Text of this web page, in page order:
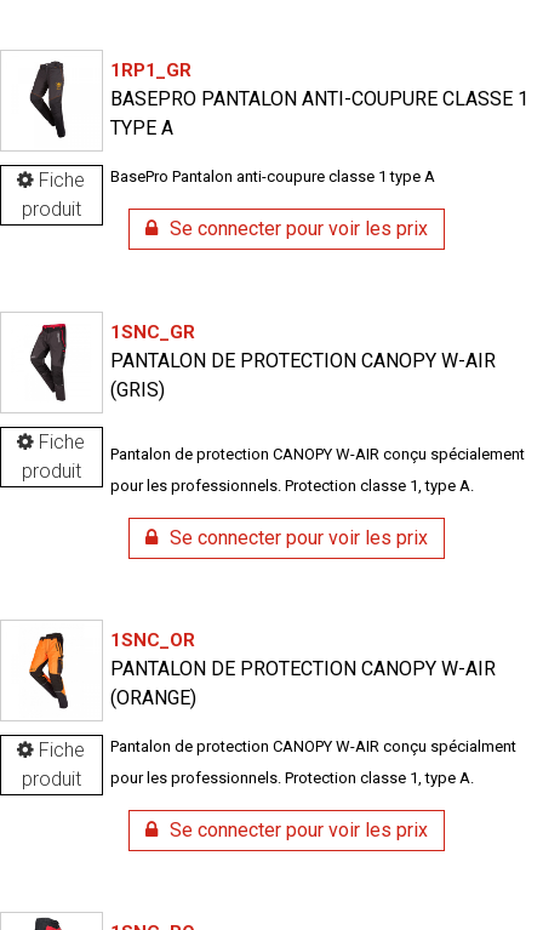
Fiche
produit
1RP1_GR
BASEPRO PANTALON ANTI-COUPURE CLASSE 1
TYPE A
BasePro Pantalon anti-coupure classe 1 type A
Se connecter pour voir les prix
Fiche
produit
1SNC_GR
PANTALON DE PROTECTION CANOPY W-AIR
(GRIS)
Pantalon de protection CANOPY W-AIR conçu spécialement
pour les professionnels. Protection classe 1, type A.
Se connecter pour voir les prix
Fiche
produit
1SNC_OR
PANTALON DE PROTECTION CANOPY W-AIR
(ORANGE)
Pantalon de protection CANOPY W-AIR conçu spécialment
pour les professionnels. Protection classe 1, type A.
Se connecter pour voir les prix